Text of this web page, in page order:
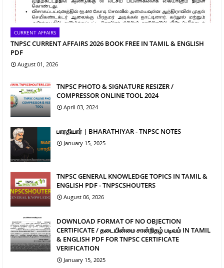
CURRENT AFFAIRS
TNPSC CURRENT AFFAIRS 2026 BOOK FREE IN TAMIL & ENGLISH
PDF
August 01, 2026
TNPSC PHOTO & SIGNATURE RESIZER /
COMPRESSOR ONLINE TOOL 2024
April 03, 2024
பாரதியார் | BHARATHIYAR - TNPSC NOTES
January 15, 2025
TNPSC GENERAL KNOWLEDGE TOPICS IN TAMIL &
ENGLISH PDF - TNPSCSHOUTERS
August 06, 2026
DOWNLOAD FORMAT OF NO OBJECTION
CERTIFICATE / தடையின்மை சான்றிதழ் படிவம் IN TAMIL
& ENGLISH PDF FOR TNPSC CERTIFICATE
VERIFICATION
January 15, 2025